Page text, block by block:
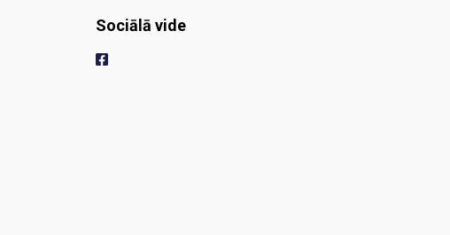
Sociālā vide